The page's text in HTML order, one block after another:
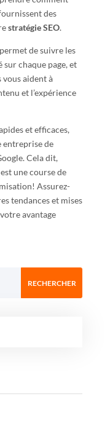
des
stratégie SEO.
de suivre les
sur chaque page, et
aident à
et l’expérience
et efficaces,
entreprise de
Cela dit,
une course de
Assurez-
tendances et mises
avantage